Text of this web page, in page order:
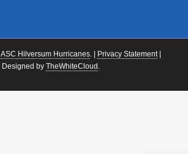
ASC Hilversum Hurricanes . | Privacy Statement |
Designed by TheWhiteCloud